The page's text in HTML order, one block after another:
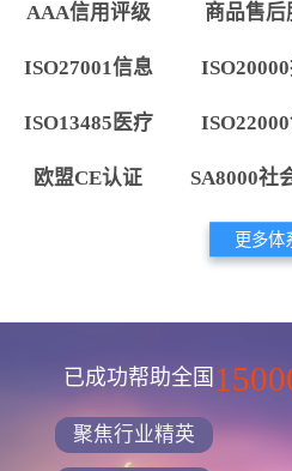
AAA信用评级 商品售后
ISO27001信息
ISO13485医疗
欧盟CE认证 SA8000社
更多体
已成功帮助全国
聚焦行业精英